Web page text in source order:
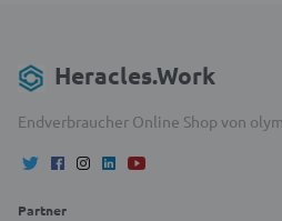
Heracles.Work
Endverbraucher Online Shop von
Partner